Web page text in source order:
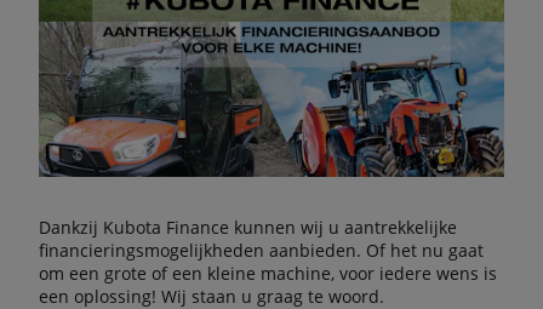
Dankzij Kubota Finance kunnen wij u aantrekkelijke
financieringsmogelijkheden aanbieden. Of het nu gaat
om een grote of een kleine machine, voor iedere wens is
een oplossing! Wij staan u graag te woord.